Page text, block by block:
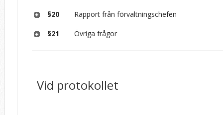
§20 Rapport från förvaltningschefen
§21 Övriga frågor
Vid protokollet